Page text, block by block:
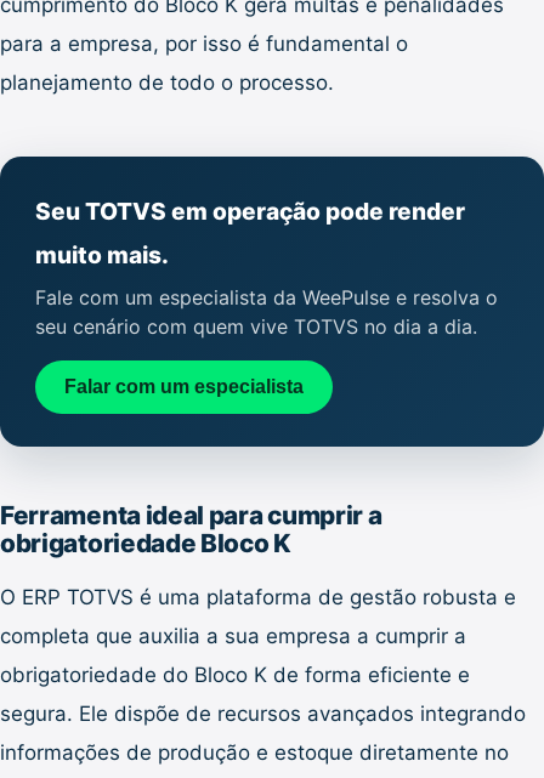
cumprimento do Bloco K gera multas e penalidades
para a empresa, por isso é fundamental o
planejamento de todo o processo.
Seu TOTVS em operação pode render
muito mais.
Fale com um especialista da WeePulse e resolva o
seu cenário com quem vive TOTVS no dia a dia.
Falar com um especialista
Ferramenta ideal para cumprir a
obrigatoriedade Bloco K
O ERP TOTVS é uma plataforma de gestão robusta e
completa que auxilia a sua empresa a cumprir a
obrigatoriedade do Bloco K de forma eficiente e
segura. Ele dispõe de recursos avançados integrando
informações de produção e estoque diretamente no